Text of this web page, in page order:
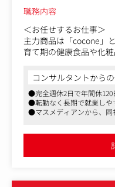
職務内容
＜お任せするお仕事＞
主力商品は「cocone」
育て期の健康食品や化
自社ECサイト、ECモ
画・販売する同社にて
や、離反顧客に対する
の増加を図って頂きま
・顧客分析（KPIとして
コンサルタントから
●完全週休2日で年間休120
●転勤なく長期で就業しや
●マスメディアンから、同